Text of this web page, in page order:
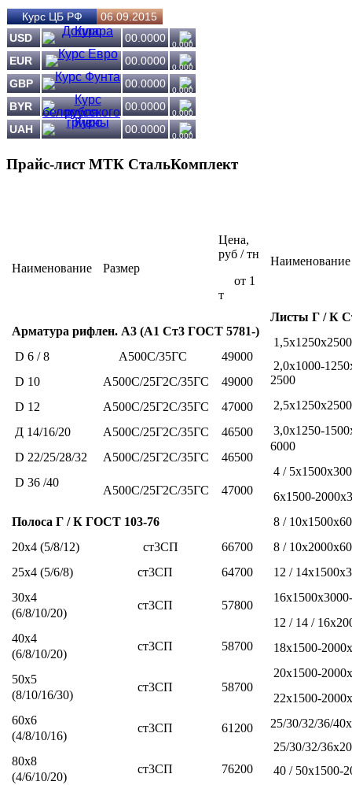
Курс ЦБ РФ
06.09.2015
USD
00.0000
0.000
EUR 00.0000
0.000
GBP 00.0000
0.000
BYR 00.0000
0.000
UAH 00.0000
0.000
Прайс-лист МТК СтальКомплект
Наименование Размер
Цена,
руб / тн
от 1
т
Арматура рифлен. А3 (А1 Ст3 ГОСТ 5781-)
D 6 / 8
А500С/35ГС
49000
D 10
А500С/25Г2С/35ГС
49000
D 12
А500С/25Г2С/35ГС
47000
Д 14/16/20
А500С/25Г2С/35ГС
46500
D 22/25/28/32
А500С/25Г2С/35ГС
46500
D 36 /40
А500С/25Г2С/35ГС 47000
Полоса Г / К ГОСТ 103-76
20х4 (5/8/12)
ст3СП
66700
25х4 (5/6/8)
ст3СП
64700
30х4
(6/8/10/20)
ст3СП 57800
40х4
(6/8/10/20)
ст3СП 58700
50х5
(8/10/16/30)
ст3СП 58700
60х6
(4/8/10/16)
ст3СП 61200
80х8
(4/6/10/20)
ст3СП 76200
Наименование
Листы Г / К
1,5x1250x2500
2,0x1000-
2500
2,5х1250х2500
3,0х1250-
6000
4 /
6x1500-
8 /
8 /
12 /
12 / 14 /
18х1500-
20x1500-
22x1500-
25/30/32/36/
25/30/32/
40 / 50х1500-